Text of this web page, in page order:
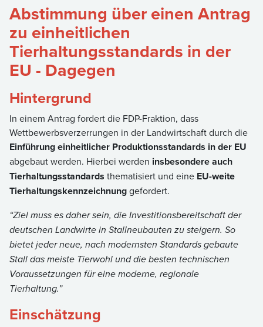
Abstimmung über einen Antrag
zu einheitlichen
Tierhaltungsstandards in der
EU - Dagegen
Hintergrund
In einem Antrag fordert die FDP-Fraktion, dass
Wettbewerbsverzerrungen in der Landwirtschaft durch die
Einführung einheitlicher Produktionsstandards in der EU
abgebaut werden. Hierbei werden insbesondere auch
Tierhaltungsstandards thematisiert und eine EU-weite
Tierhaltungskennzeichnunggefordert.
“Ziel muss es daher sein, die Investitionsbereitschaft der
deutschen Landwirte in Stallneubauten zu steigern. So
bietet jeder neue, nach modernsten Standards gebaute
Stall das meiste Tierwohl und die besten technischen
Voraussetzungen für eine moderne, regionale
Tierhaltung.”
Einschätzung